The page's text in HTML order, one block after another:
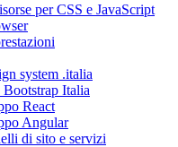
per CSS e JavaScript
system .italia
Italia
React
Angular
di sito e servizi